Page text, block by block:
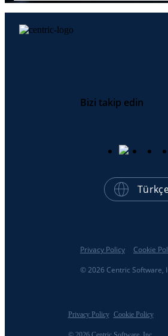
Bizi takip edin
© 2026 Centric Software,
Privacy Policy Cookie
Privacy Policy Cookie Policy